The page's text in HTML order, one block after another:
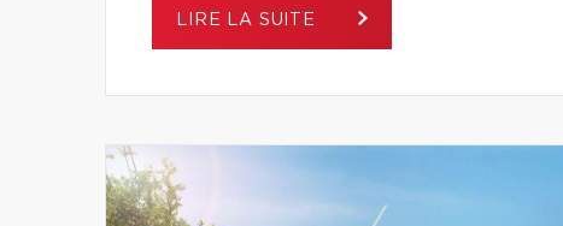
LIRE LA SUITE